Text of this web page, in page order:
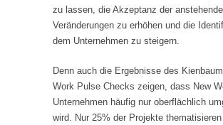
zu lassen, die Akzeptanz der
Veränderungen zu erhöhen und die
dem Unternehmen zu steigern.
Denn auch die Ergebnisse des
Work Pulse Checks zeigen, dass New
Unternehmen häufig nur oberflächlich
wird. Nur 25% der Projekte